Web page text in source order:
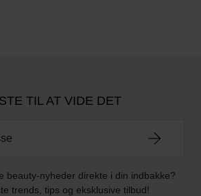
TIL AT VIDE DET
beauty-nyheder direkte i din indbakke?
trends, tips og eksklusive tilbud!